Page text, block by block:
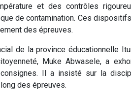
et des contrôles
de contamination. Ces
des épreuves.
de la province éducationnelle
Muke Abwasele, a
Il a insisté sur la
des épreuves.